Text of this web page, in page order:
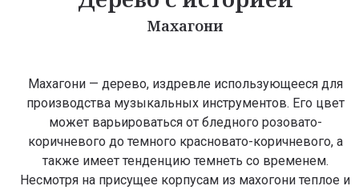
Махагони
Махагони — дерево, издревле использующееся для
производства музыкальных инструментов. Его цвет
может варьироваться от бледного розовато-
коричневого до темного красновато-коричневого, а
также имеет тенденцию темнеть со временем.
Несмотря на присущее корпусам из махогони теплое и